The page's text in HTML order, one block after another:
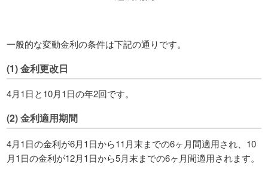
一般的な変動金利の条件は下記の通りです。
(1) 金利更改日
4月1日と10月1日の年2回です。
(2) 金利適用期間
4月1日の金利が6月1日から11月末までの6ヶ月間適用され、10
月1日の金利が12月1日から5月末までの6ヶ月間適用されます。